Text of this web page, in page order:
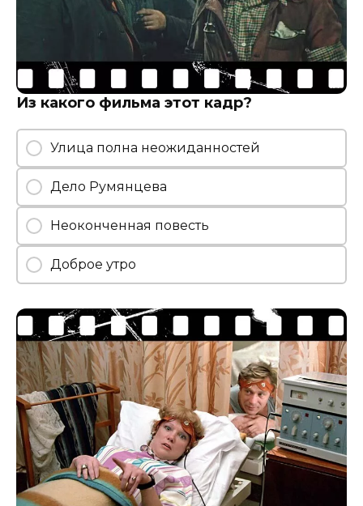
Из какого фильма этот кадр?
Улица полна неожиданностей
Дело Румянцева
Неоконченная повесть
Доброе утро